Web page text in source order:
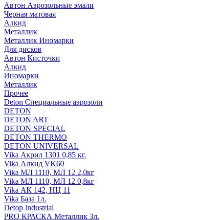
Автон Аэрозольные эмали
Черная матовая
Алкид
Металлик
Металлик Иномарки
Для дисков
Автон Кисточки
Алкид
Иномарки
Металлик
Прочее
Deton Специальные аэрозоли
DETON
DETON ART
DETON SPECIAL
DETON THERMO
DETON UNIVERSAL
Vika Акрил 1301 0,85 кг.
Vika Алкид VK60
Vika МЛ 1110, МЛ 12 2,0кг
Vika МЛ 1110, МЛ 12 0,8кг
Vika АК 142, НЦ 11
Vika База 1л.
Detop Industrial
PRO КРАСКА Металлик 3л.